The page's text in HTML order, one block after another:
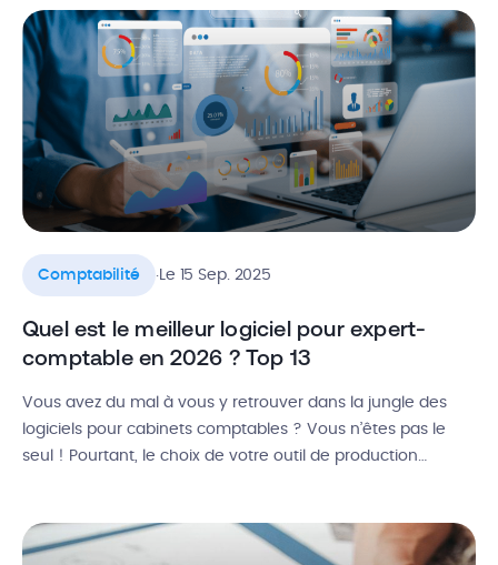
est le prix d’un expert comptable par mois ? Quels […]
Comptabilité .Le 15 Sep. 2025
Quel est le meilleur logiciel pour expert-
comptable en 2026 ? Top 13
Vous avez du mal à vous y retrouver dans la jungle des
logiciels pour cabinets comptables ? Vous n’êtes pas le
seul ! Pourtant, le choix de votre outil de production
vous faire surtout gagner beaucoup de […]